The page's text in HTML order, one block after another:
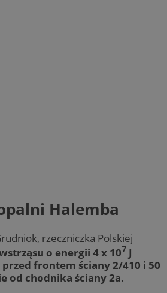
Halemba
rzeczniczka Polskiej
o energii 4 x 107 J
frontem ściany 2/410 i 50
od chodnika ściany 2a.